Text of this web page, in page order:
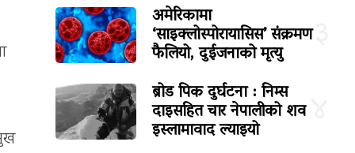
३
अमेरिकामा
‘साइक्लोस्पोरायासिस’ संक्रमण
फैलियो, दुईजनाको मृत्यु
ब्रोड पिक दुर्घटना : निम्स
दाइसहित चार नेपालीको शव
इस्लामावाद ल्याइयो